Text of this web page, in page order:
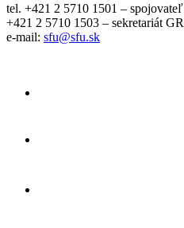
tel. +421 2 5710 1501 – spojovateľ
+421 2 5710 1503 – sekretariát GR
e-mail: sfu@sfu.sk